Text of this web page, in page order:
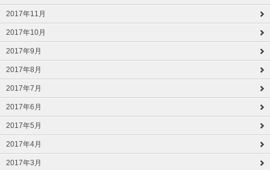
2017年11月
2017年10月
2017年9月
2017年8月
2017年7月
2017年6月
2017年5月
2017年4月
2017年3月